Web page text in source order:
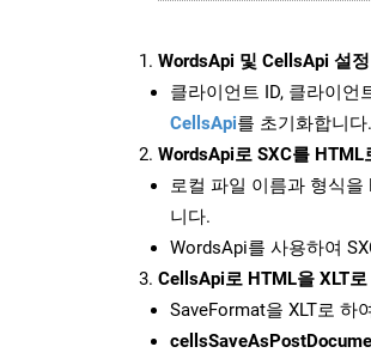
WordsApi 및 CellsApi 설정
클라이언트 ID, 클라이언
CellsApi를 초기화합니다.
WordsApi로 SXC를 HTML
로컬 파일 이름과 형식을
니다.
WordsApi를 사용하여
CellsApi로 HTML을 XLT
SaveFormat을 XLT로 하